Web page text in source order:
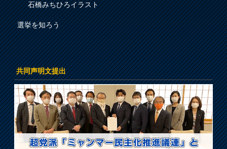
石橋みちひろイラスト
選挙を知ろう
共同声明文提出